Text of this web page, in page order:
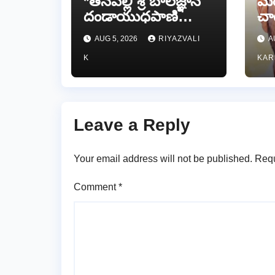
దండాయుధపాణి
స్వామివారికి
పట్టువస్త్రాలు
సమర్పించిన తుడా
ఛైర్మన్ డాక్టర్ డాలర్స్
AUG 5, 2026 RIYAZVALI
K
Leave a Reply
Your email address will not be published.
Comment*